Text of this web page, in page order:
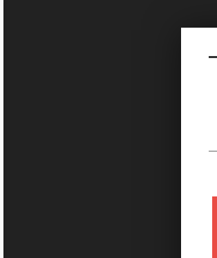
Sketchbook5, 스케치
Sketchbook5, 스케치